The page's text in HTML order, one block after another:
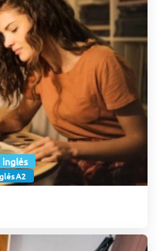
inglés
A2